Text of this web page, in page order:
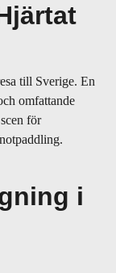
till Sverige. En
omfattande
för
i